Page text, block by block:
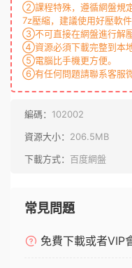
②課程特殊，遵循網盤規
7z壓縮，建議使用好壓軟件
③不可直接在網盤進行解
④資源必須下載完整到本
⑤電腦比手機更方便。
⑥有任何問題請聯系客服
編碼： 102002
資源大小： 206.5MB
下載方式： 百度網盤
常見問題
免費下載或者VIP